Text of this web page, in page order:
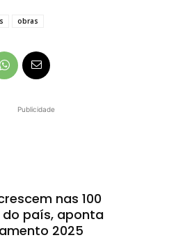
obras
Publicidade
nas 100
país, aponta
2025